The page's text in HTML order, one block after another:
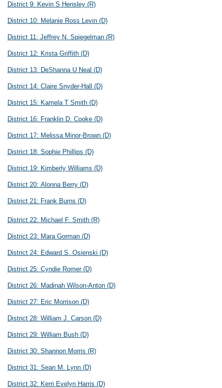
District 9: Kevin S Hensley (R)
District 10: Melanie Ross Levin (D)
District 11: Jeffrey N. Spiegelman (R)
District 12: Krista Griffith (D)
District 13: DeShanna U Neal (D)
District 14: Claire Snyder-Hall (D)
District 15: Kamela T Smith (D)
District 16: Franklin D. Cooke (D)
District 17: Melissa Minor-Brown (D)
District 18: Sophie Phillips (D)
District 19: Kimberly Williams (D)
District 20: Alonna Berry (D)
District 21: Frank Burns (D)
District 22: Michael F. Smith (R)
District 23: Mara Gorman (D)
District 24: Edward S. Osienski (D)
District 25: Cyndie Romer (D)
District 26: Madinah Wilson-Anton (D)
District 27: Eric Morrison (D)
District 28: William J. Carson (D)
District 29: William Bush (D)
District 30: Shannon Morris (R)
District 31: Sean M. Lynn (D)
District 32: Kerri Evelyn Harris (D)